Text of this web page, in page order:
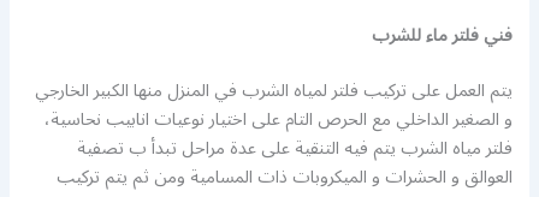
فني فلتر ماء للشرب
يتم العمل على تركيب فلتر لمياه الشرب في المنزل منها الكبير الخارجي
و الصغير الداخلي مع الحرص التام على اختيار نوعيات انابيب نحاسية،
فلتر مياه الشرب يتم فيه التنقية على عدة مراحل تبدأ ب تصفية
العوالق و الحشرات و الميكروبات ذات المسامية ومن ثم يتم تركيب